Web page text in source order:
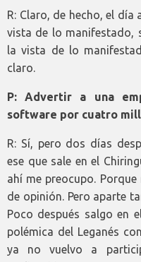
R: Claro, de hecho, el día
vista de lo manifestado,
la vista de lo
claro.
P: Advertir a una
software por cuatro
R: Sí, pero dos días
ese que sale en el
ahí me preocupo.
de opinión. Pero aparte
Poco después salgo en
polémica del Leganés
ya no vuelvo a